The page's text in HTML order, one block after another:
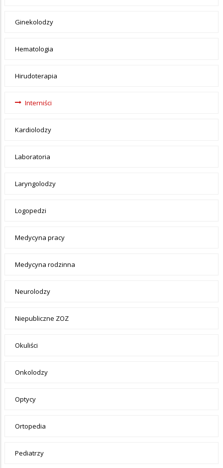
Ginekolodzy
Hematologia
Hirudoterapia
Interniści
Kardiolodzy
Laboratoria
Laryngolodzy
Logopedzi
Medycyna pracy
Medycyna rodzinna
Neurolodzy
Niepubliczne ZOZ
Okuliści
Onkolodzy
Optycy
Ortopedia
Pediatrzy